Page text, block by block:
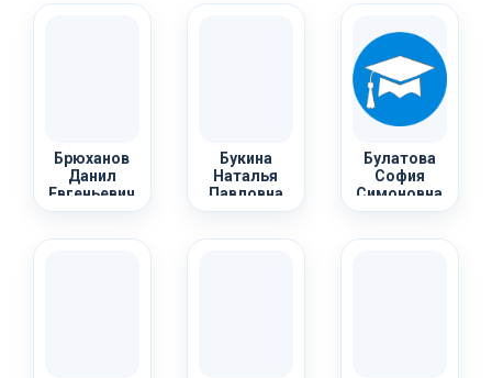
Брюханов
Данил
Евгеньевич
Букина
Наталья
Павловна
Булатова
София
Симоновна